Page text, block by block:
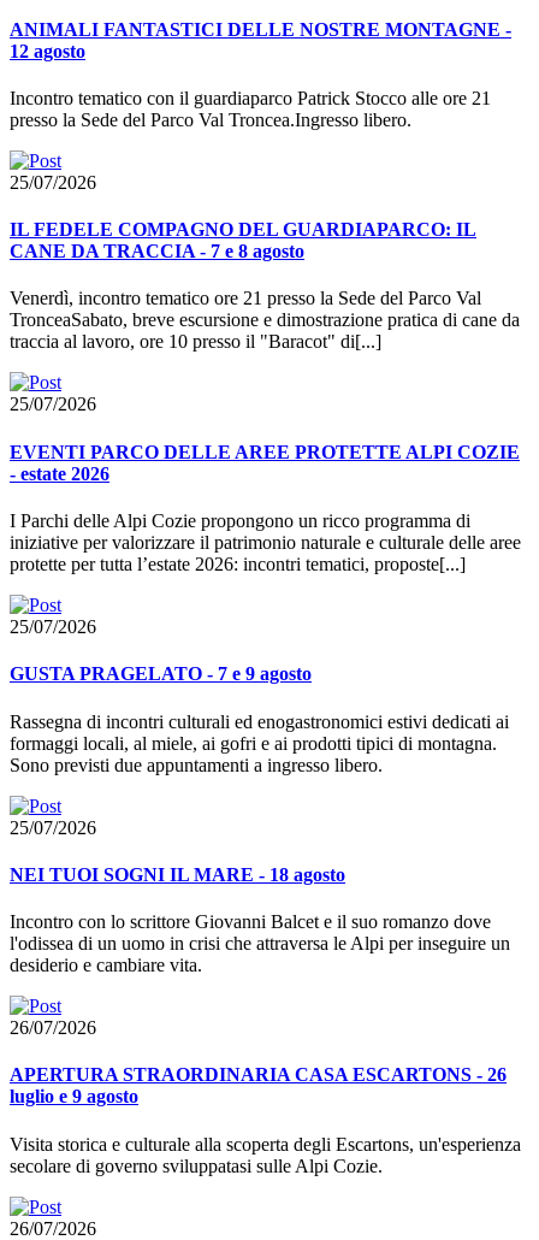
ANIMALI FANTASTICI DELLE NOSTRE MONTAGNE -
12 agosto
Incontro tematico con il guardiaparco Patrick Stocco alle ore 21
presso la Sede del Parco Val Troncea.Ingresso libero.
25/07/2026
IL FEDELE COMPAGNO DEL GUARDIAPARCO: IL
CANE DA TRACCIA - 7 e 8 agosto
Venerdì, incontro tematico ore 21 presso la Sede del Parco Val
TronceaSabato, breve escursione e dimostrazione pratica di cane da
traccia al lavoro, ore 10 presso il "Baracot" di[...]
25/07/2026
EVENTI PARCO DELLE AREE PROTETTE ALPI COZIE
- estate 2026
I Parchi delle Alpi Cozie propongono un ricco programma di
iniziative per valorizzare il patrimonio naturale e culturale delle aree
protette per tutta l’estate 2026: incontri tematici, proposte[...]
25/07/2026
GUSTA PRAGELATO - 7 e 9 agosto
Rassegna di incontri culturali ed enogastronomici estivi dedicati ai
formaggi locali, al miele, ai gofri e ai prodotti tipici di montagna.
Sono previsti due appuntamenti a ingresso libero.
25/07/2026
NEI TUOI SOGNI IL MARE - 18 agosto
Incontro con lo scrittore Giovanni Balcet e il suo romanzo dove
l'odissea di un uomo in crisi che attraversa le Alpi per inseguire un
desiderio e cambiare vita.
26/07/2026
APERTURA STRAORDINARIA CASA ESCARTONS - 26
luglio e 9 agosto
Visita storica e culturale alla scoperta degli Escartons, un'esperienza
secolare di governo sviluppatasi sulle Alpi Cozie.
26/07/2026